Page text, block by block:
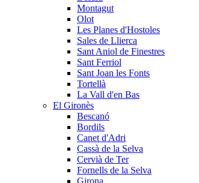
Montagut
Olot
Les Planes d'Hostoles
Sales de Llierca
Sant Aniol de Finestres
Sant Ferriol
Sant Joan les Fonts
Tortellà
La Vall d'en Bas
El Gironès
Bescanó
Bordils
Canet d'Adri
Cassà de la Selva
Cervià de Ter
Fornells de la Selva
Girona